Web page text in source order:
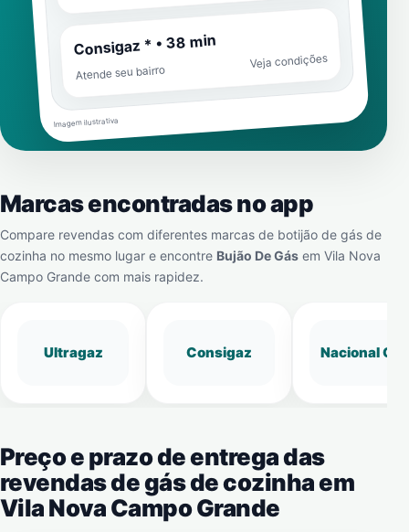
Consigaz * • 38 min
Atende seu bairro
Veja condições
Imagem ilustrativa
Marcas encontradas no app
Compare revendas com diferentes marcas de botijão de gás de
cozinha no mesmo lugar e encontre Bujão De Gás em Vila Nova
Campo Grande com mais rapidez.
Ultragaz Consigaz Nacional Gás
Preço e prazo de entrega das
revendas de gás de cozinha em
Vila Nova Campo Grande